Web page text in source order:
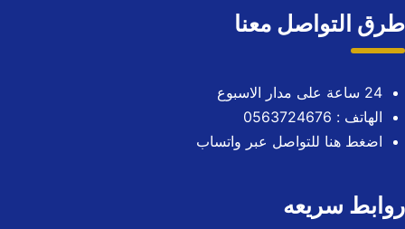
طرق التواصل معنا
24 ساعة على مدار الاسبوع
الهاتف : 0563724676
اضغط هنا للتواصل عبر واتساب
روابط سريعه